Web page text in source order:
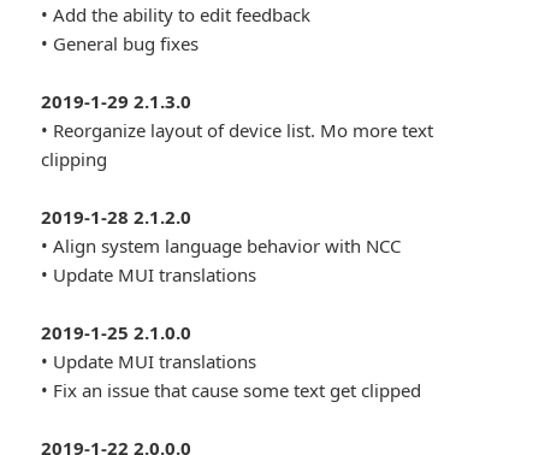
• Add the ability to edit feedback
• General bug fixes
2019-1-29 2.1.3.0
• Reorganize layout of device list. Mo more text
clipping
2019-1-28 2.1.2.0
• Align system language behavior with NCC
• Update MUI translations
2019-1-25 2.1.0.0
• Update MUI translations
• Fix an issue that cause some text get clipped
2019-1-22 2.0.0.0